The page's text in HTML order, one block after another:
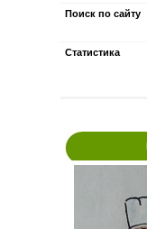
Поиск по сайту
Статистика